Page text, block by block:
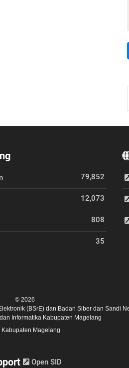
79,852
12,073
808
35
© 2026
(BSrE) dan Badan Siber dan Sandi
Informatika Kabupaten Magelang
Kabupaten Magelang
Open SID